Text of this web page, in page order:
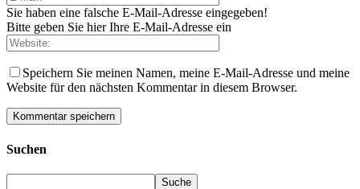
Sie haben eine falsche E-Mail-Adresse eingegeben!
Bitte geben Sie hier Ihre E-Mail-Adresse ein
Speichern Sie meinen Namen, meine E-Mail-Adresse und meine
Website für den nächsten Kommentar in diesem Browser.
Suchen